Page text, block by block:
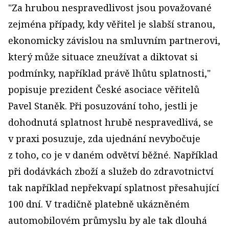
"Za hrubou nespravedlivost jsou považované
zejména případy, kdy věřitel je slabší stranou,
ekonomicky závislou na smluvním partnerovi,
který může situace zneužívat a diktovat si
podmínky, například právě lhůtu splatnosti,"
popisuje prezident České asociace věřitelů
Pavel Staněk. Při posuzování toho, jestli je
dohodnutá splatnost hrubě nespravedlivá, se
v praxi posuzuje, zda ujednání nevybočuje
z toho, co je v daném odvětví běžné. Například
při dodávkách zboží a služeb do zdravotnictví
tak například nepřekvapí splatnost přesahující
100 dní. V tradičně platebně ukázněném
automobilovém průmyslu by ale tak dlouhá